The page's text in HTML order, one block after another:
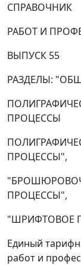
СПРАВОЧНИК
РАБОТ И
ВЫПУСК 55
РАЗДЕЛЫ:
ПРОЦЕССЫ
ПРОЦЕССЫ",
ПРОЦЕССЫ",
"ШРИФТОВОЕ
Единый
работ и